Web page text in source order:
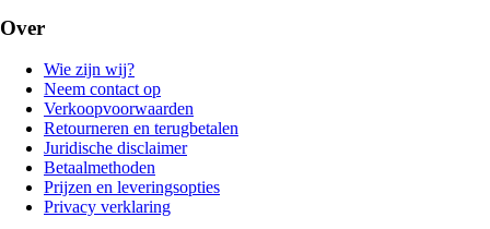
Over
Wie zijn wij?
Neem contact op
Verkoopvoorwaarden
Retourneren en terugbetalen
Juridische disclaimer
Betaalmethoden
Prijzen en leveringsopties
Privacy verklaring